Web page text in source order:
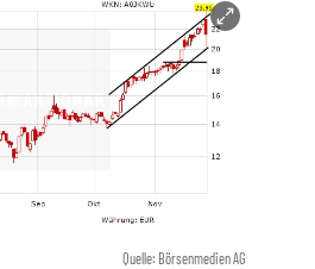
Quelle: Börsenmedien AG